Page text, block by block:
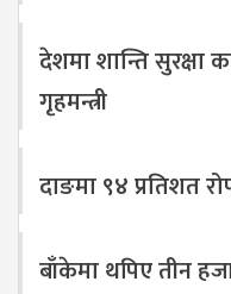
देशमा शान्ति सुरक्षा
गृहमन्त्री
दाङमा ९४ प्रतिशत
बाँकेमा थपिए तीन